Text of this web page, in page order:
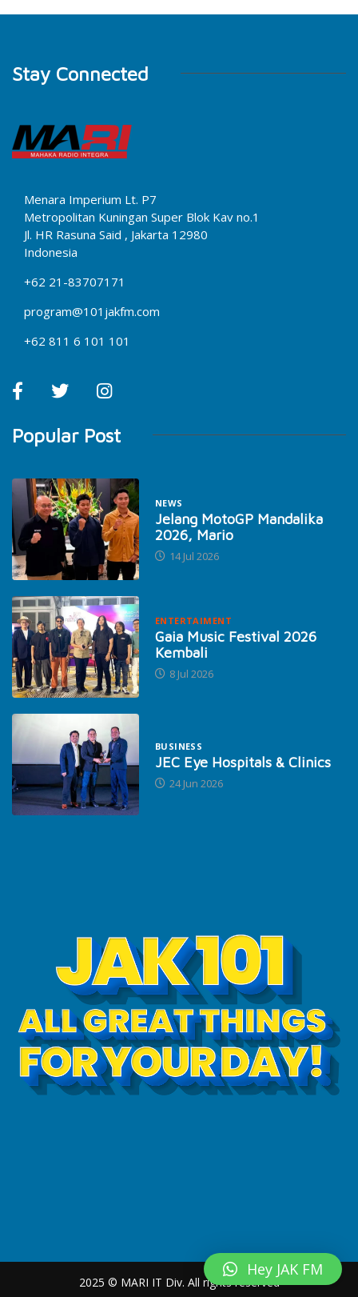
Stay Connected
Menara Imperium Lt. P7
Metropolitan Kuningan Super Blok Kav no.1
Jl. HR Rasuna Said , Jakarta 12980
Indonesia
+62 21-83707171
program@101jakfm.com
+62 811 6 101 101
Popular Post
NEWS
Jelang MotoGP Mandalika
2026, Mario
14 Jul 2026
ENTERTAIMENT
Gaia Music Festival 2026
Kembali
8 Jul 2026
BUSINESS
JEC Eye Hospitals & Clinics
24 Jun 2026
2025 © MARI IT Div. All rights reserved
Hey JAK FM